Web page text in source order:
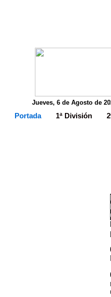
Jueves, 6 de Agosto de
Portada 1ª División